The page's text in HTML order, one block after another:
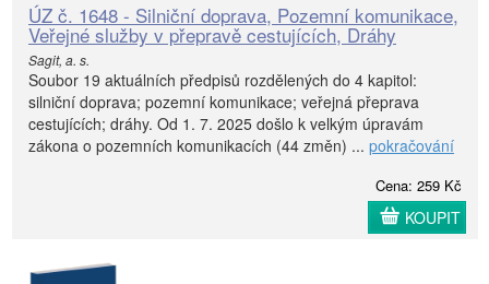
ÚZ č. 1648 - Silniční doprava, Pozemní komunikace,
Veřejné služby v přepravě cestujících, Dráhy
Sagit, a. s.
Soubor 19 aktuálních předpisů rozdělených do 4 kapitol:
silniční doprava; pozemní komunikace; veřejná přeprava
cestujících; dráhy. Od 1. 7. 2025 došlo k velkým úpravám
zákona o pozemních komunikacích (44 změn) ... pokračování
Cena: 259 Kč
KOUPIT